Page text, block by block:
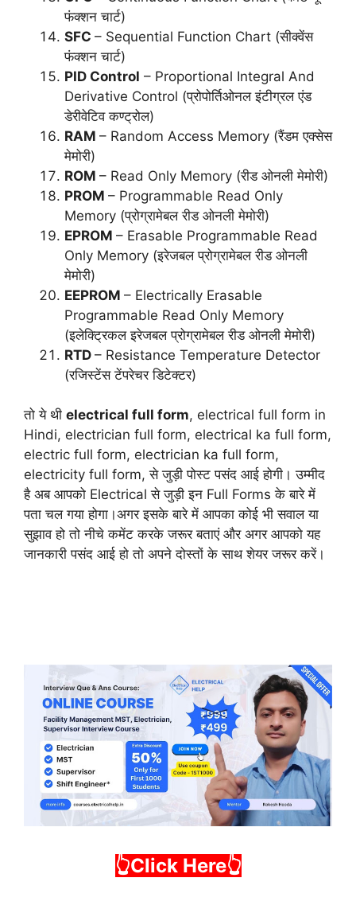
फंक्शन चार्ट)
SFC – Sequential Function Chart (सीक्वेंस
फंक्शन चार्ट)
PID Control – Proportional Integral And
Derivative Control (प्रोपोर्तिओनल इंटीग्रल एंड
डेरीवेटिव कण्ट्रोल)
RAM – Random Access Memory (रैंडम एक्सेस
मेमोरी)
ROM – Read Only Memory (रीड ओनली मेमोरी)
PROM – Programmable Read Only
Memory (प्रोग्रामेबल रीड ओनली मेमोरी)
EPROM – Erasable Programmable Read
Only Memory (इरेजबल प्रोग्रामेबल रीड ओनली
मेमोरी)
EEPROM – Electrically Erasable
Programmable Read Only Memory
(इलेक्ट्रिकल इरेजबल प्रोग्रामेबल रीड ओनली मेमोरी)
RTD – Resistance Temperature Detector
(रजिस्टेंस टेंपरेचर डिटेक्टर)
तो ये थी electrical full form, electrical full form in
Hindi, electrician full form, electrical ka full form,
electric full form, electrician ka full form,
electricity full form, से जुड़ी पोस्ट पसंद आई होगी। उम्मीद
है अब आपको Electrical से जुड़ी इन Full Forms के बारे में
पता चल गया होगा।अगर इसके बारे में आपका कोई भी सवाल या
सुझाव हो तो नीचे कमेंट करके जरूर बताएं और अगर आपको यह
जानकारी पसंद आई हो तो अपने दोस्तों के साथ शेयर जरूर करें।
👆Click Here👆